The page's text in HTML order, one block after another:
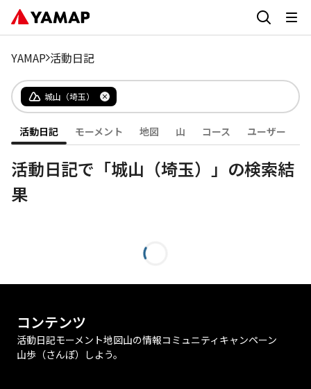
YAMAP 活動日記
城山（埼玉）
活動日記 モーメント 地図 山 コース ユーザー
活動日記で「城山（埼玉）」の検索結
果
コンテンツ
活動日記モーメント地図山の情報コミュニティ キャンペーン
山歩（さんぽ）しよう。